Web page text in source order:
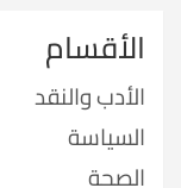
الأقسام
الأدب والنقد
السياسة
الصحة